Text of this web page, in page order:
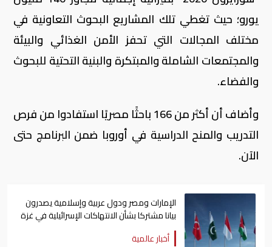
يورو؛ حيث تغطي تلك المشاريع البحوث التعاونية في
مختلف المجالات التي تحفز الأمن الغذائي والبيئة
والمجتمعات الشاملة والمبتكرة والبنية التحتية للبحوث
والفضاء.
وأضاف أن أكثر من 166 باحثًا مصريًا استفادوا من فرص
التدريب والمنح الدراسية في أوروبا ضمن البرنامج حتى
الآن.
الإمارات ومصر ودول عربية وإسلامية يصدرون
بيانا مشتركا بشأن الانتهاكات الإسرائيلية في غزة
أخبار عالمية